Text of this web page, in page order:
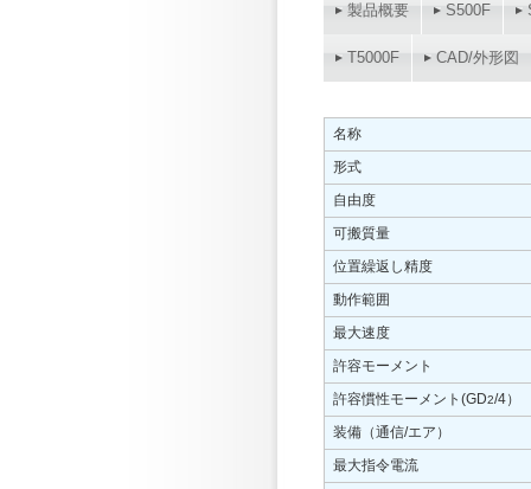
製品概要 S500F
T5000F CAD/外形図
名称
形式
自由度
可搬質量
位置繰返し精度
動作範囲
最大速度
許容モーメント
許容慣性モーメント(GD2/4）
装備（通信/エア）
最大指令電流